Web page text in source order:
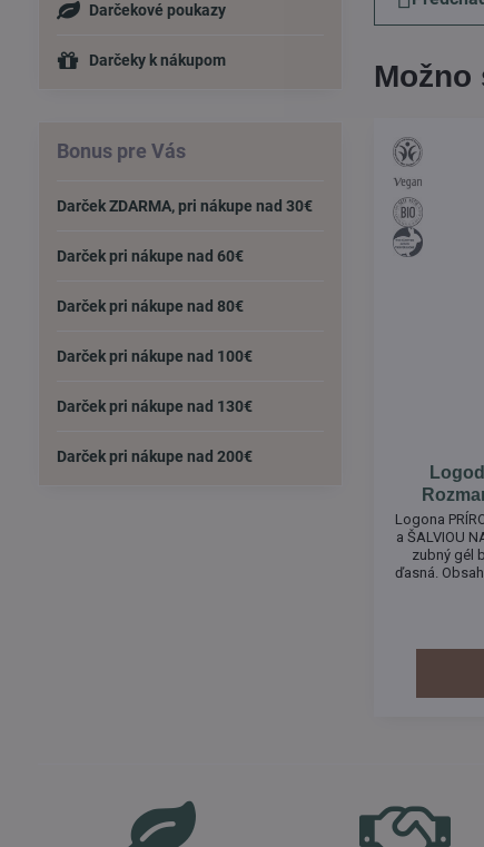
Logona
a ŠALVIOU
zubný gél
ďasná.
boji
Darčekové poukazy
Darčeky k nákupom
Bonus pre Vás
Darček ZDARMA, pri nákupe nad 30€
Darček pri nákupe nad 60€
Darček pri nákupe nad 80€
Darček pri nákupe nad 100€
Darček pri nákupe nad 130€
Darček pri nákupe nad 200€